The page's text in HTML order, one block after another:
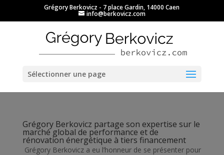
Ouvrir la barre d’outils
Grégory Berkovicz - 7 place Gardin, 14000 Caen
info@berkovicz.com
Sélectionner une page
Grégory Berkovicz partage son expertise sur le
marché global de performance et de
rénovation énergétique à tiers financement
Grégory Berkovicz a eu l’honneur de se présenter pour